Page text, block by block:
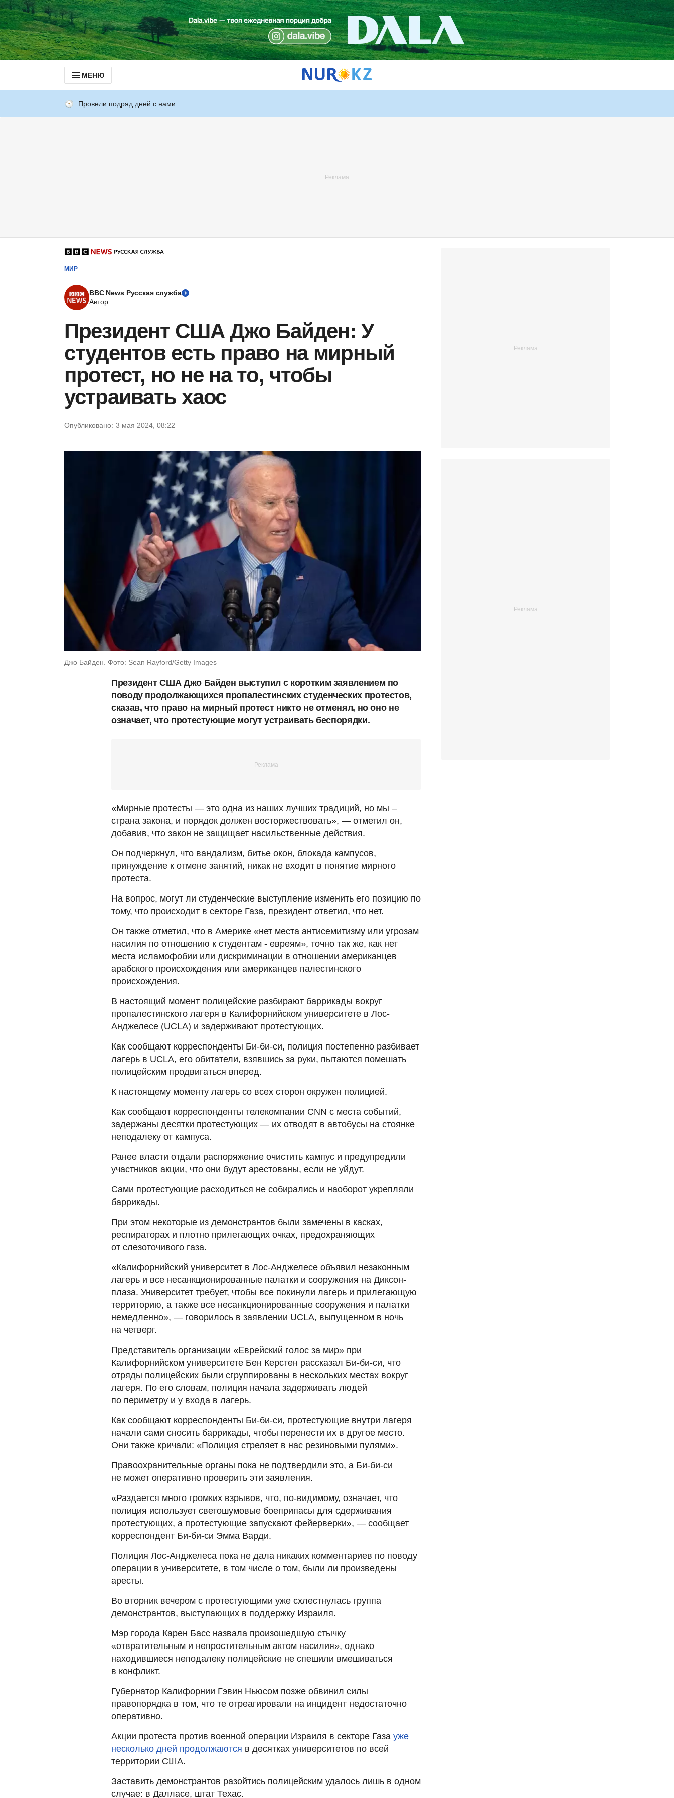
МЕНЮ
Провели подряд дней с нами
МИР
BBC News Русская служба
Автор
Президент США Джо Байден: У
студентов есть право на мирный
протест, но не на то, чтобы
устраивать хаос
Опубликовано: 3 мая 2024, 08:22
Джо Байден. Фото: Sean Rayford/Getty Images
Президент США Джо Байден выступил с коротким заявлением по
поводу продолжающихся пропалестинских студенческих протестов,
сказав, что право на мирный протест никто не отменял, но оно не
означает, что протестующие могут устраивать беспорядки.
«Мирные протесты — это одна из наших лучших традиций, но мы –
страна закона, и порядок должен восторжествовать», — отметил он,
добавив, что закон не защищает насильственные действия.
Он подчеркнул, что вандализм, битье окон, блокада кампусов,
принуждение к отмене занятий, никак не входит в понятие мирного
протеста.
На вопрос, могут ли студенческие выступление изменить его позицию по
тому, что происходит в секторе Газа, президент ответил, что нет.
Он также отметил, что в Америке «нет места антисемитизму или угрозам
насилия по отношению к студентам - евреям», точно так же, как нет
места исламофобии или дискриминации в отношении американцев
арабского происхождения или американцев палестинского
происхождения.
В настоящий момент полицейские разбирают баррикады вокруг
пропалестинского лагеря в Калифорнийском университете в Лос-
Анджелесе (UCLA) и задерживают протестующих.
Как сообщают корреспонденты Би-би-си, полиция постепенно разбивает
лагерь в UCLA, его обитатели, взявшись за руки, пытаются помешать
полицейским продвигаться вперед.
К настоящему моменту лагерь со всех сторон окружен полицией.
Как сообщают корреспонденты телекомпании CNN с места событий,
задержаны десятки протестующих — их отводят в автобусы на стоянке
неподалеку от кампуса.
Ранее власти отдали распоряжение очистить кампус и предупредили
участников акции, что они будут арестованы, если не уйдут.
Сами протестующие расходиться не собирались и наоборот укрепляли
баррикады.
При этом некоторые из демонстрантов были замечены в касках,
респираторах и плотно прилегающих очках, предохраняющих
от слезоточивого газа.
«Калифорнийский университет в Лос-Анджелесе объявил незаконным
лагерь и все несанкционированные палатки и сооружения на Диксон-
плаза. Университет требует, чтобы все покинули лагерь и прилегающую
территорию, а также все несанкционированные сооружения и палатки
немедленно», — говорилось в заявлении UCLA, выпущенном в ночь
на четверг.
Представитель организации «Еврейский голос за мир» при
Калифорнийском университете Бен Керстен рассказал Би-би-си, что
отряды полицейских были сгруппированы в нескольких местах вокруг
лагеря. По его словам, полиция начала задерживать людей
по периметру и у входа в лагерь.
Как сообщают корреспонденты Би-би-си, протестующие внутри лагеря
начали сами сносить баррикады, чтобы перенести их в другое место.
Они также кричали: «Полиция стреляет в нас резиновыми пулями».
Правоохранительные органы пока не подтвердили это, а Би-би-си
не может оперативно проверить эти заявления.
«Раздается много громких взрывов, что, по-видимому, означает, что
полиция использует светошумовые боеприпасы для сдерживания
протестующих, а протестующие запускают фейерверки», — сообщает
корреспондент Би-би-си Эмма Варди.
Полиция Лос-Анджелеса пока не дала никаких комментариев по поводу
операции в университете, в том числе о том, были ли произведены
аресты.
Во вторник вечером с протестующими уже схлестнулась группа
демонстрантов, выступающих в поддержку Израиля.
Мэр города Карен Басс назвала произошедшую стычку
«отвратительным и непростительным актом насилия», однако
находившиеся неподалеку полицейские не спешили вмешиваться
в конфликт.
Губернатор Калифорнии Гэвин Ньюсом позже обвинил силы
правопорядка в том, что те отреагировали на инцидент недостаточно
оперативно.
Акции протеста против военной операции Израиля в секторе Газа уже
несколько дней продолжаются в десятках университетов по всей
территории США.
Заставить демонстрантов разойтись полицейским удалось лишь в одном
случае: в Далласе, штат Техас.